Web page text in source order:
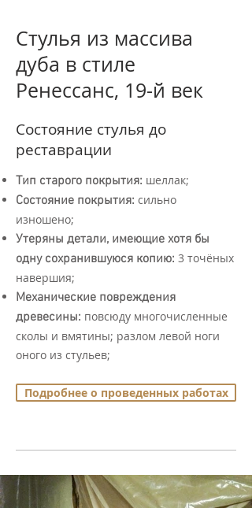
Стулья из массива
дуба в стиле
Ренессанс, 19-й век
Состояние стулья до
реставрации
Тип старого покрытия: шеллак;
Состояние покрытия: сильно
изношено;
Утеряны детали, имеющие хотя бы
одну сохранившуюся копию: 3 точёных
навершия;
Механические повреждения
древесины: повсюду многочисленные
сколы и вмятины; разлом левой ноги
оного из стульев;
Подробнее о проведенных работах